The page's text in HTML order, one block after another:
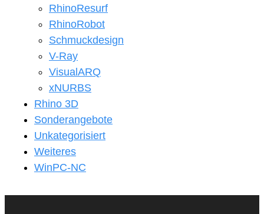
RhinoResurf
RhinoRobot
Schmuckdesign
V-Ray
VisualARQ
xNURBS
Rhino 3D
Sonderangebote
Unkategorisiert
Weiteres
WinPC-NC